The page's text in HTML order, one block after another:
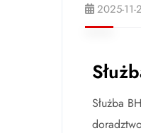
2025-11-
Służba